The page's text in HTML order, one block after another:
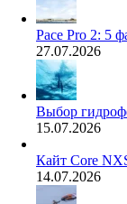
Pace Pro 2: 5
27.07.2026
Выбор
15.07.2026
Кайт Core
14.07.2026